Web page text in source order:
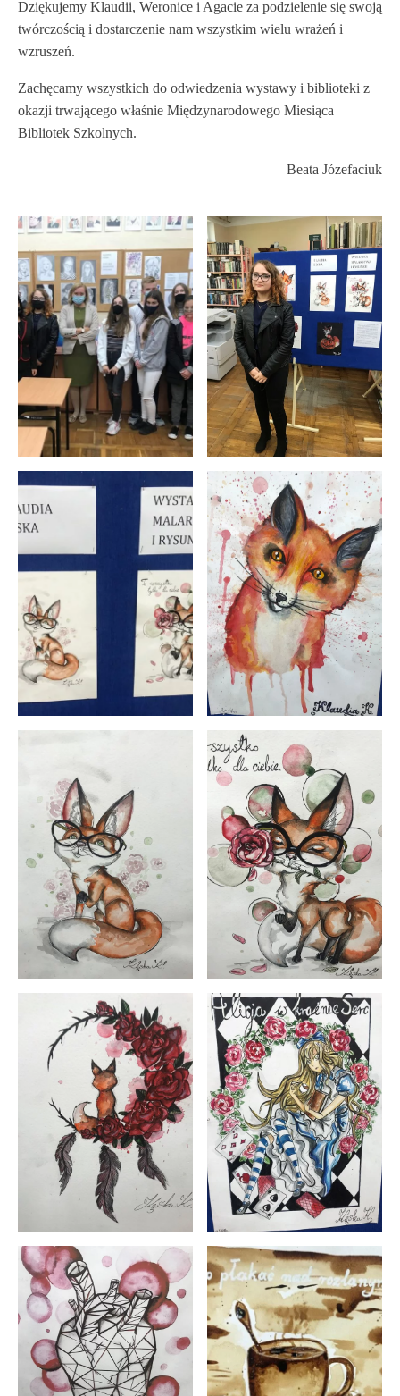
Dziękujemy Klaudii, Weronice i Agacie za podzielenie się swoją
twórczością i dostarczenie nam wszystkim wielu wrażeń i
wzruszeń.
Zachęcamy wszystkich do odwiedzenia wystawy i biblioteki z
okazji trwającego właśnie Międzynarodowego Miesiąca
Bibliotek Szkolnych.
Beata Józefaciuk